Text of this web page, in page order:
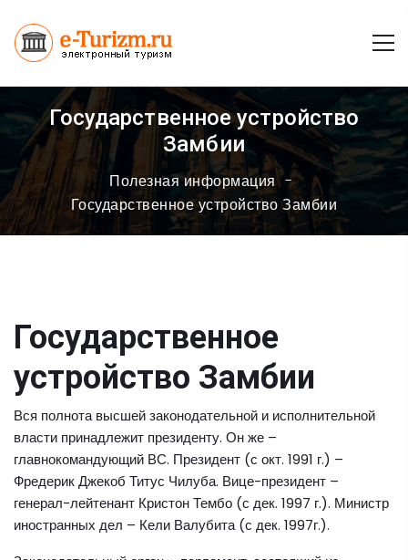
Государственное устройство
Замбии
Полезная информация
Государственное устройство Замбии
Государственное
устройство Замбии
Вся полнота высшей законодательной и исполнительной
власти принадлежит президенту. Он же –
главнокомандующий ВС. Президент (с окт. 1991 г.) –
Фредерик Джекоб Титус Чилуба. Вице-президент –
генерал-лейтенант Кристон Тембо (с дек. 1997 г.). Министр
иностранных дел – Кели Валубита (с дек. 1997г.).